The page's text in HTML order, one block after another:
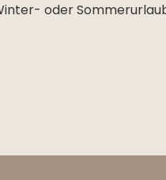
oder